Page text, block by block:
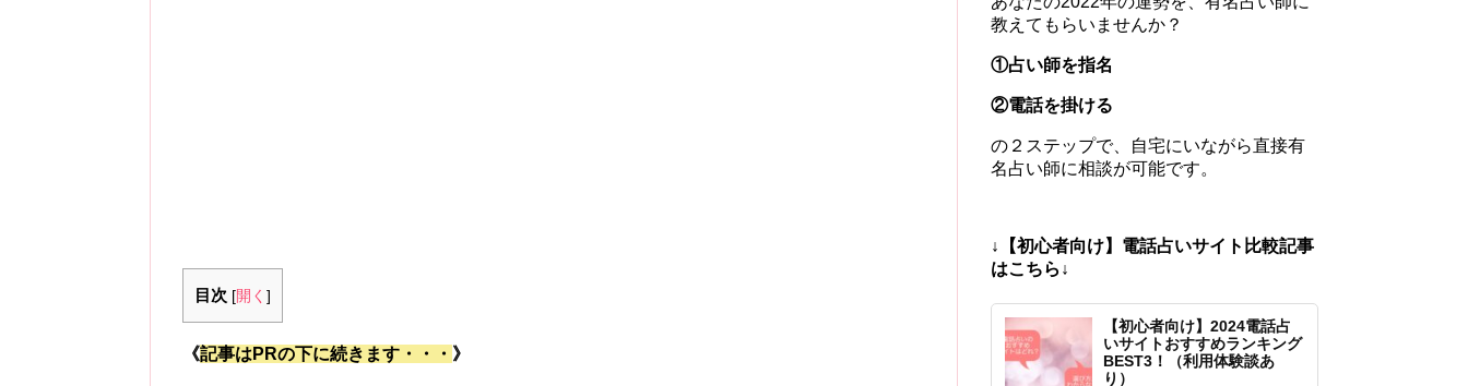
目次 [開く ]
《記事はPRの下に続きます・・・ 》
教えてもらいませんか？
①占い師を指名
②電話を掛ける
の２ステップで、自宅にいながら直接有
名占い師に相談が可能です。
↓【初心者向け】電話占いサイト比較記事
はこちら↓
【初心者向け】2024電話占
いサイトおすすめランキング
BEST3！（利用体験談あ
り）